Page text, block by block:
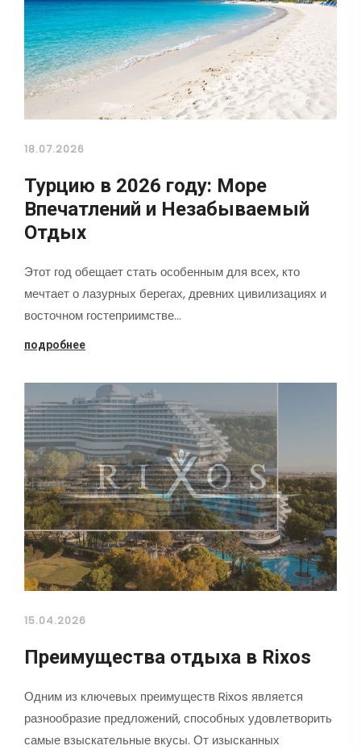
18.07.2026
Турцию в 2026 году: Море
Впечатлений и Незабываемый
Отдых
Этот год обещает стать особенным для всех, кто
мечтает о лазурных берегах, древних цивилизациях и
восточном гостеприимстве…
подробнее
15.04.2026
Преимущества отдыха в Rixos
Одним из ключевых преимуществ Rixos является
разнообразие предложений, способных удовлетворить
самые взыскательные вкусы. От изысканных